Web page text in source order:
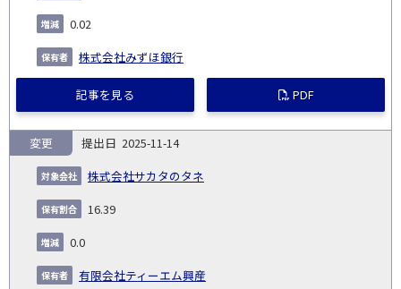
0.02
株式会社みずほ銀行
記事を見る PDF
2025-11-14
株式会社サカタのタネ
変更
16.39
0.0
有限会社ティーエム興産